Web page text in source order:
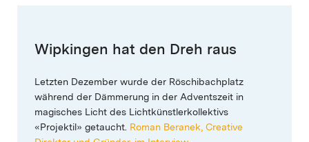
Wipkingen hat den Dreh raus
Letzten Dezember wurde der Röschibachplatz
während der Dämmerung in der Adventszeit in
magisches Licht des Lichtkünstlerkollektivs
«Projektil» getaucht. Roman Beranek, Creative